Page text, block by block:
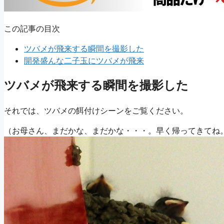
この記事の目次
ツバメが飛来する瞬間を撮影した
開発盛んな二子玉にツバメが飛来
ツバメが飛来する瞬間を撮影した
それでは、ツバメの餌付けシーンをご覧ください。
（お母さん、まだかな、まだかな・・・。早く帰ってきてね